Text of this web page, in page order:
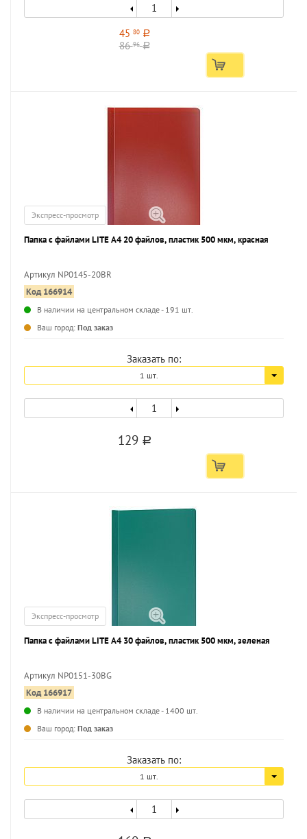
45 80 a
8696 a
Экспресс-просмотр
Папка с файлами LITE А4 20 файлов, пластик 500 мкм, красная
Артикул NP0145-20BR
Код 166914
В наличии на центральном складе - 191 шт.
Ваш город: Под заказ
Заказать по:
1 шт.
129 a
Экспресс-просмотр
Папка с файлами LITE А4 30 файлов, пластик 500 мкм, зеленая
Артикул NP0151-30ВG
Код 166917
В наличии на центральном складе - 1400 шт.
Ваш город: Под заказ
Заказать по:
1 шт.